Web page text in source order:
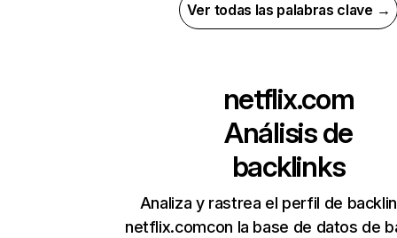
Ver todas las palabras clave →
netflix.com
Análisis de
backlinks
Analiza y rastrea el perfil de
netflix.comcon la base de datos de